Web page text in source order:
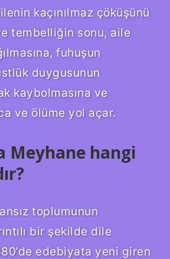
kaçınılmaz çöküşünü
tembelliğin sonu, aile
fuhuşun
duygusunun
kaybolmasına ve
ve ölüme yol açar.
Meyhane hangi
toplumunun
bir şekilde dile
edebiyata yeni giren